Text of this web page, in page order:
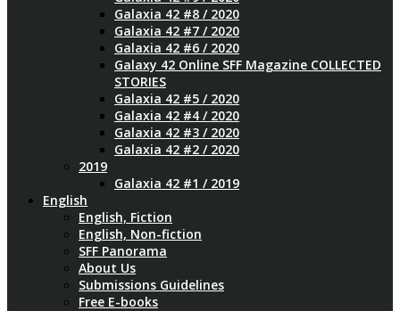
Galaxia 42 #8 / 2020
Galaxia 42 #7 / 2020
Galaxia 42 #6 / 2020
Galaxy 42 Online SFF Magazine COLLECTED
STORIES
Galaxia 42 #5 / 2020
Galaxia 42 #4 / 2020
Galaxia 42 #3 / 2020
Galaxia 42 #2 / 2020
2019
Galaxia 42 #1 / 2019
English
English, Fiction
English, Non-fiction
SFF Panorama
About Us
Submissions Guidelines
Free E-books